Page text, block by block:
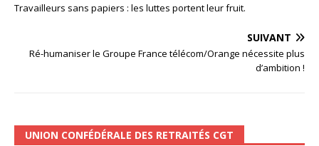
Travailleurs sans papiers : les luttes portent leur fruit.
SUIVANT
Ré-humaniser le Groupe France télécom/Orange nécessite plus
d’ambition !
UNION CONFÉDÉRALE DES RETRAITÉS CGT